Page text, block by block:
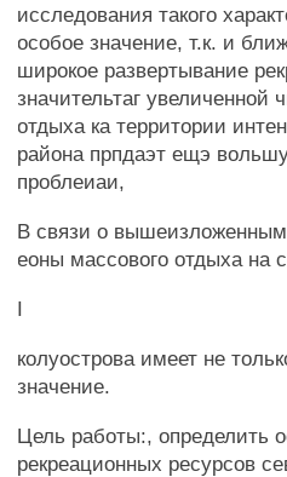
исследования такого
особое значение, т.к. и
широкое развертывание
значительтаг увеличенной
отдыха ка территории
района прпдаэт ещэ
проблеиаи,
В связи о
еоны массового отдыха на
I
колуострова имеет не
значение.
Цель работы:, определить
рекреационных ресурсов